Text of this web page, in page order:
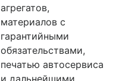
агрегатов,
материалов с
гарантийными
обязательствами,
печатью автосервиса
и дальнейшими